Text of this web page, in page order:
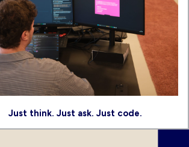
Just think. Just ask. Just code.